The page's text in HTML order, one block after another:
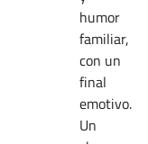
humor
familiar,
con un
final
emotivo.
Un